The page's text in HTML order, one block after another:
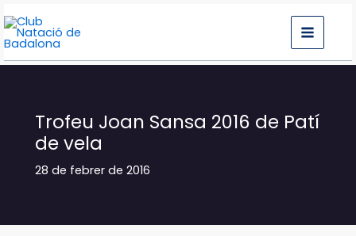
al
contingut
Trofeu Joan Sansa 2016 de Patí
de vela
28 de febrer de 2016